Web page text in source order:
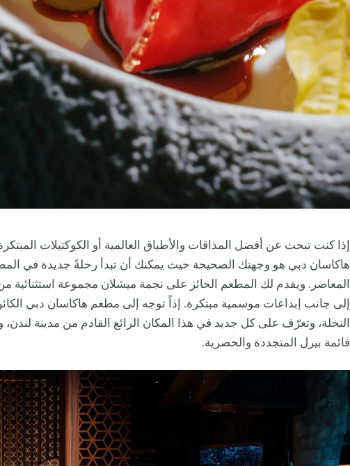
إذا كنت تبحث عن أفضل المذاقات والأطباق العالمية أو الكوكتيلات
هاكاسان دبي هو وجهتك الصحيحة حيث يمكنك أن تبدأ رحلةً جديدة في
المعاصر. ويقدم لك المطعم الحائز على نجمة ميشلان مجموعة استثنائية من
إلى جانب إبداعات موسمية مبتكرة. إذاً توجه إلى مطعم هاكاسان دبي
النخلة، وتعرّف على كل جديد في هذا المكان الرائع القادم من مدينة
قائمة بيرل المتجددة والحصرية.